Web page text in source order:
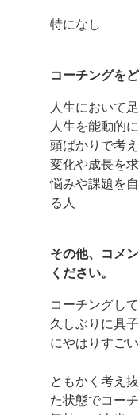
特になし
コーチングを
人生において
人生を能動的
頭ばかりで考
変化や成長を
悩みや課題を
る人
その他、コメ
ください。
コーチングし
久しぶりに具
にやはりすご
ともかく考え
た状態でコー